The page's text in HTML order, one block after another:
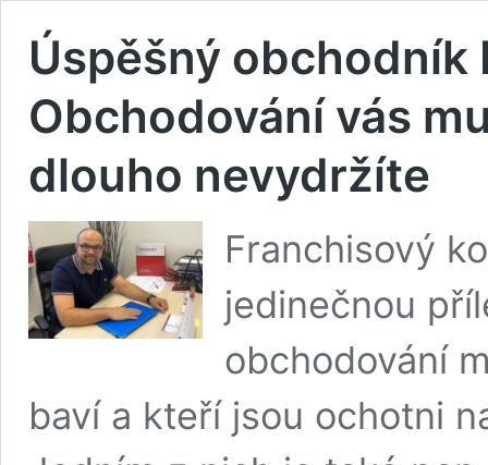
Úspěšný obchodník
Obchodování vás
dlouho nevydržíte
Franchisový
jedinečnou
obchodování
baví a kteří jsou ochotni